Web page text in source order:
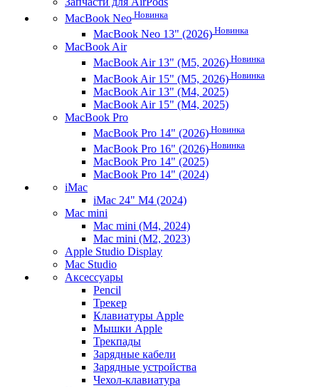
MacBook Neo Новинка
MacBook Neo 13" (2026) Новинка
MacBook Air
MacBook Air 13" (M5, 2026) Новинка
MacBook Air 15" (M5, 2026) Новинка
MacBook Air 13" (M4, 2025)
MacBook Air 15" (M4, 2025)
MacBook Pro
MacBook Pro 14" (2026) Новинка
MacBook Pro 16" (2026) Новинка
MacBook Pro 14" (2025)
MacBook Pro 14" (2024)
iMac
iMac 24" M4 (2024)
Mac mini
Mac mini (M4, 2024)
Mac mini (M2, 2023)
Apple Studio Display
Mac Studio
Аксессуары
Pencil
Трекер
Клавиатуры Apple
Мышки Apple
Трекпады
Зарядные кабели
Зарядные устройства
Чехол-клавиатура